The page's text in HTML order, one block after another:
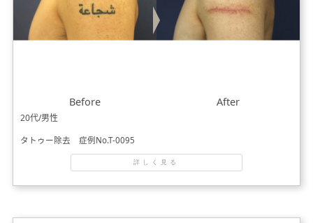
Before After
20代/男性
タトゥー除去 症例No.T-0095
詳しく見る